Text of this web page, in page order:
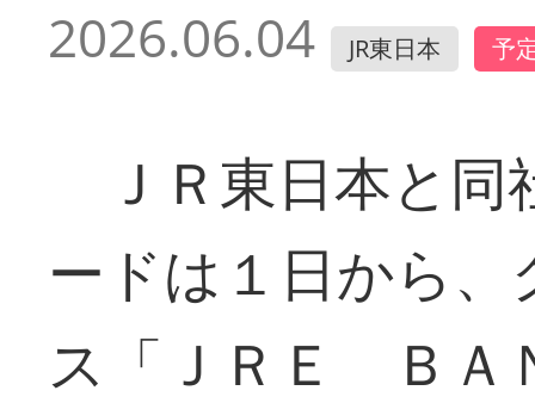
2026.06.04 JR東日本 予
ＪＲ東日本と同
ードは１日から
ス「ＪＲＥ ＢＡ